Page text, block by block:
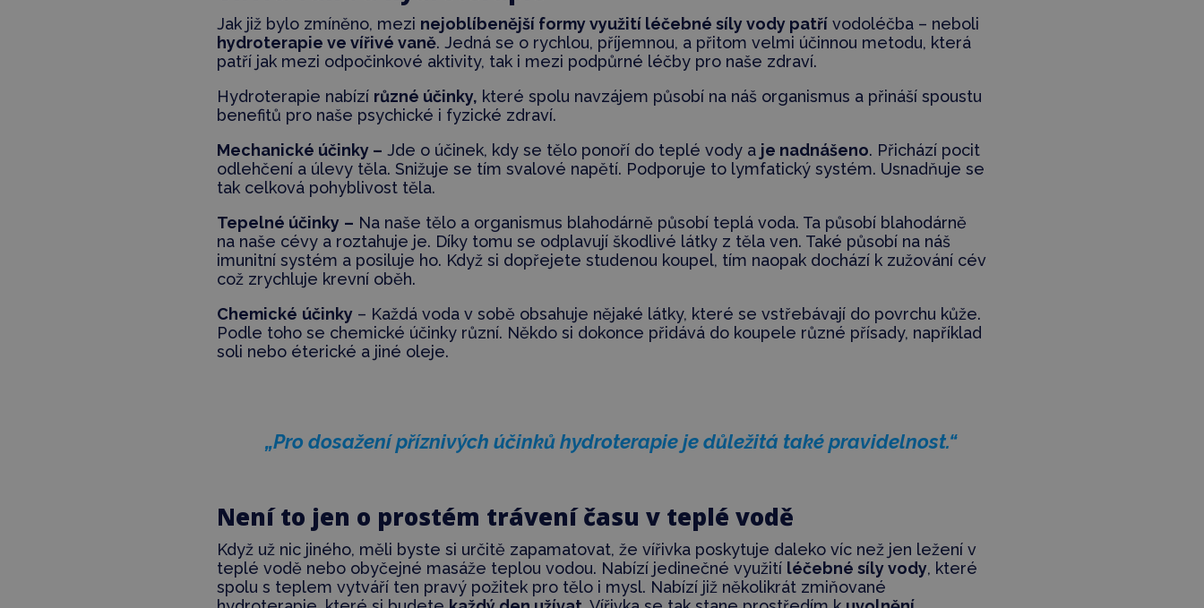
Jak již bylo zmíněno, mezi nejoblíbenější formy využití léčebné síly vody patřívodoléčba – neboli
hydroterapie ve vířivé vaně. Jedná se o rychlou, příjemnou, a přitom velmi účinnou metodu, která
patří jak mezi odpočinkové aktivity, tak i mezi podpůrné léčby pro naše zdraví.
Hydroterapie nabízí různé účinky, které spolu navzájem působí na náš organismus a přináší spoustu
benefitů pro naše psychické i fyzické zdraví.
Mechanické účinky – Jde o účinek, kdy se tělo ponoří do teplé vody a je nadnášeno. Přichází pocit
odlehčení a úlevy těla. Snižuje se tím svalové napětí. Podporuje to lymfatický systém. Usnadňuje se
tak celková pohyblivost těla.
Tepelné účinky – Na naše tělo a organismus blahodárně působí teplá voda. Ta působí blahodárně
na naše cévy a roztahuje je. Díky tomu se odplavují škodlivé látky z těla ven. Také působí na náš
imunitní systém a posiluje ho. Když si dopřejete studenou koupel, tím naopak dochází k zužování cév
což zrychluje krevní oběh.
Chemické účinky– Každá voda v sobě obsahuje nějaké látky, které se vstřebávají do povrchu kůže.
Podle toho se chemické účinky různí. Někdo si dokonce přidává do koupele různé přísady, například
soli nebo éterické a jiné oleje.
„Pro dosažení příznivých účinků hydroterapie je důležitá také pravidelnost.“
Není to jen o prostém trávení času v teplé vodě
Když už nic jiného, měli byste si určitě zapamatovat, že vířivka poskytuje daleko víc než jen ležení v
teplé vodě nebo obyčejné masáže teplou vodou. Nabízí jedinečné využití léčebné síly vody, které
spolu s teplem vytváří ten pravý požitek pro tělo i mysl. Nabízí již několikrát zmiňované